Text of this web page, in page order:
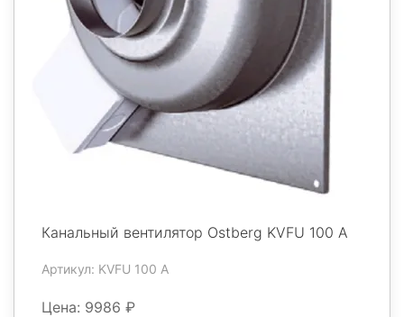
Канальный вентилятор Ostberg KVFU 100 A
Артикул: KVFU 100 A
Цена: 9986 ₽